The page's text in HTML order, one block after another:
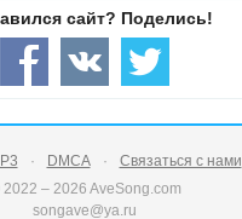
DMCA
Связаться с нами
– 2026 AveSong.com
songave@ya.ru